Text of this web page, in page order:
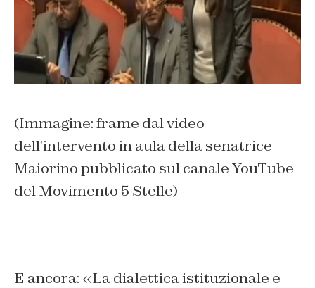
(Immagine: frame dal video
dell’intervento in aula della senatrice
Maiorino pubblicato sul canale YouTube
del Movimento 5 Stelle)
E ancora: «La dialettica istituzionale e